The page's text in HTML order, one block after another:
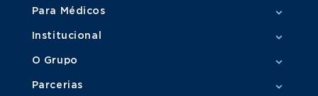
Para Médicos
Institucional
O Grupo
Parcerias